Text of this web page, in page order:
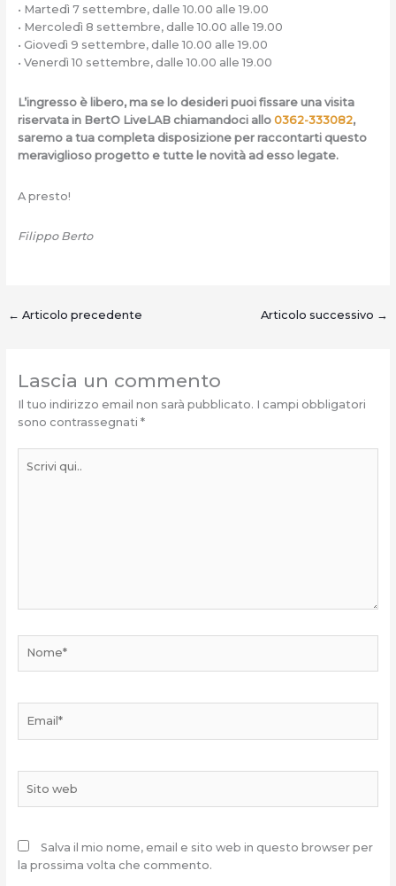
• Martedì 7 settembre, dalle 10.00 alle 19.00
• Mercoledì 8 settembre, dalle 10.00 alle 19.00
• Giovedì 9 settembre, dalle 10.00 alle 19.00
• Venerdì 10 settembre, dalle 10.00 alle 19.00
L’ingresso è libero, ma se lo desideri puoi fissare una visita
riservata in BertO LiveLAB chiamandoci allo 0362-333082,
saremo a tua completa disposizione per raccontarti questo
meraviglioso progetto e tutte le novità ad esso legate.
A presto!
Filippo Berto
← Articolo precedente Articolo successivo →
Lascia un commento
Il tuo indirizzo email non sarà pubblicato. I campi obbligatori
sono contrassegnati *
qui..
web
Salva il mio nome, email e sito web in questo browser per
la prossima volta che commento.